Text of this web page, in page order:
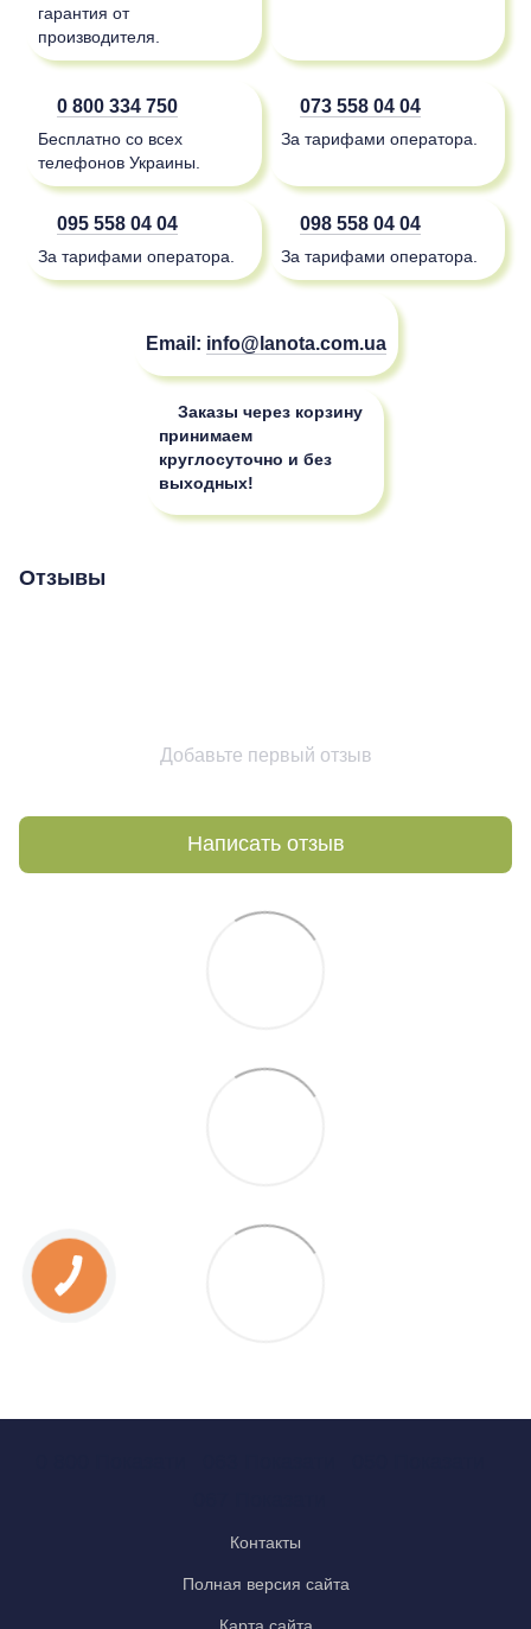
гарантия от
производителя.
0 800 334 750
Бесплатно со всех
телефонов Украины.
073 558 04 04
За тарифами оператора.
095 558 04 04
За тарифами оператора.
098 558 04 04
За тарифами оператора.
Email: info@lanota.com.ua
Заказы через корзину
принимаем
круглосуточно и без
выходных!
Отзывы
Добавьте первый отзыв
Написать отзыв
Контакты
Полная версия сайта